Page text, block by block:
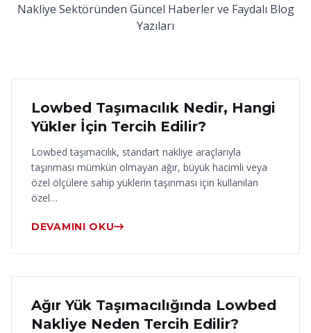
Nakliye Sektöründen Güncel Haberler ve Faydalı Blog
Yazıları
18 Haziran 2026
Lowbed Taşımacılık Nedir, Hangi
Yükler İçin Tercih Edilir?
Lowbed taşımacılık, standart nakliye araçlarıyla
taşınması mümkün olmayan ağır, büyük hacimli veya
özel ölçülere sahip yüklerin taşınması için kullanılan
özel…
DEVAMINI OKU
17 Haziran 2026
Ağır Yük Taşımacılığında Lowbed
Nakliye Neden Tercih Edilir?